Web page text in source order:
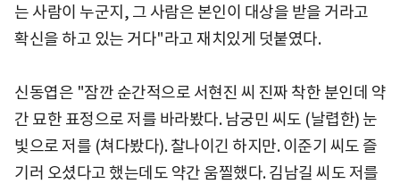
는 사람이 누군지, 그 사람은 본인이 대상을 받을 거라고
확신을 하고 있는 거다"라고 재치있게 덧붙였다.
신동엽은 "잠깐 순간적으로 서현진 씨 진짜 착한 분인데 약
간 묘한 표정으로 저를 바라봤다. 남궁민 씨도 (날렵한) 눈
빛으로 저를 (쳐다봤다). 찰나이긴 하지만. 이준기 씨도 즐
기러 오셨다고 했는데도 약간 움찔했다. 김남길 씨도 저를